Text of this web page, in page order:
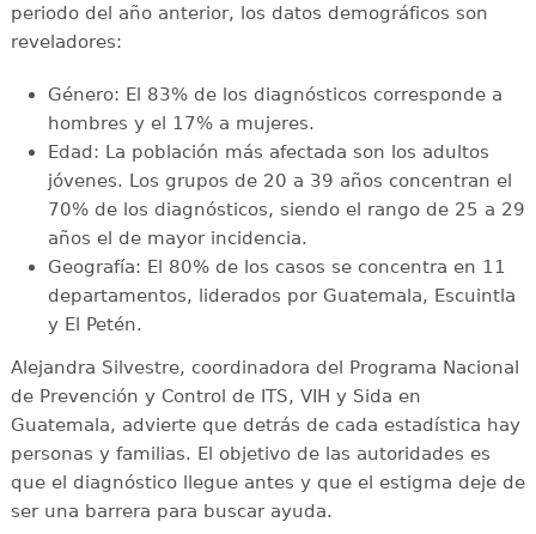
periodo del año anterior, los datos demográficos son
reveladores:
Género: El 83% de los diagnósticos corresponde a
hombres y el 17% a mujeres.
Edad: La población más afectada son los adultos
jóvenes. Los grupos de 20 a 39 años concentran el
70% de los diagnósticos, siendo el rango de 25 a 29
años el de mayor incidencia.
Geografía: El 80% de los casos se concentra en 11
departamentos, liderados por Guatemala, Escuintla
y El Petén.
Alejandra Silvestre, coordinadora del Programa Nacional
de Prevención y Control de ITS, VIH y Sida en
Guatemala, advierte que detrás de cada estadística hay
personas y familias. El objetivo de las autoridades es
que el diagnóstico llegue antes y que el estigma deje de
ser una barrera para buscar ayuda.